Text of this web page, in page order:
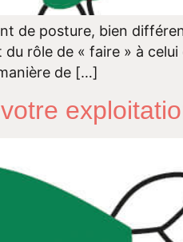
de posture, bien
rôle de « faire » à
de […]